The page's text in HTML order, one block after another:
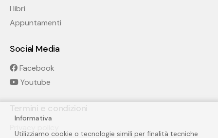
I libri
Appuntamenti
Social Media
Facebook
Youtube
Termini e condizioni
Informativa
Utilizziamo cookie o tecnologie simili per finalità tecniche